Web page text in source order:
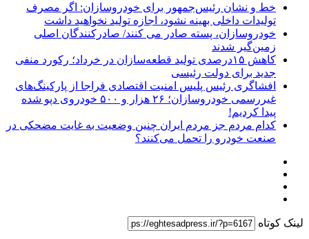
خط و نشان رئیس‌جمهور برای خودروسازان: اگر مصرف
تولیدات داخلی بهینه نشود، اجازه تولید نخواهید داشت
خودروسازان، پسته صادر می کنند/ صادرکنندگان اصلی
زمین‌گیر شدند
کاهش ۱۵درصدی تولید قطعه‌سازان در خرداد؛ رکورد منفی
جدید برای دولت رئیسی
افشاگری رئیس پلیس امنیت اقتصادی فراجا از پارکینگ‌های
غیررسمی خودروسازان؛ ۲۶ هزار و ۵۰۰ خودروی دپو شده
پیدا کردیم!
کدام مردم جز مردم ایران چنین وضعیت به غایت مضحکی در
صنعت خودرو را تحمل می‌کنند؟
لینک کوتاه